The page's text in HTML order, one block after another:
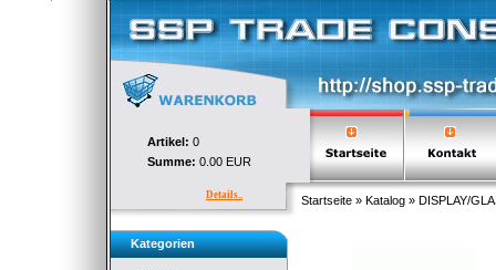
Artikel: 0
Summe: 0.00 EUR
Details.. Startseite » Katalog » DISPLAY/
Kategorien